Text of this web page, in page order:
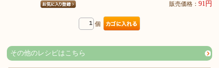
販売価格： 91円
個
その他のレシピはこちら